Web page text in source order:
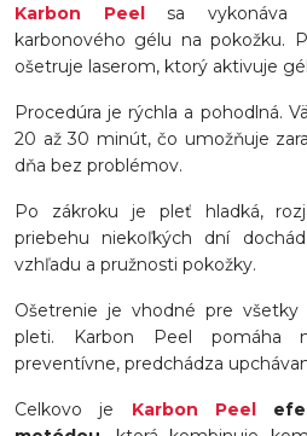
Karbon Peel
sa vykonáva
karbonového gélu na pokožku.
ošetruje laserom, ktorý aktivuje
Procedúra je rýchla a pohodlná.
20 až 30 minút, čo umožňuje
dňa bez problémov.
Po zákroku je pleť hladká,
priebehu niekoľkých dní
vzhľadu a pružnosti pokožky.
Ošetrenie je vhodné pre
pleti. Karbon Peel pomáha
preventívne, predchádza
Celkovo je Karbon Peel